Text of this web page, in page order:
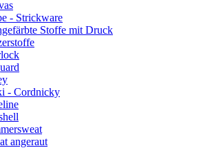
- Strickware
Stoffe mit Druck
- Cordnicky
angeraut